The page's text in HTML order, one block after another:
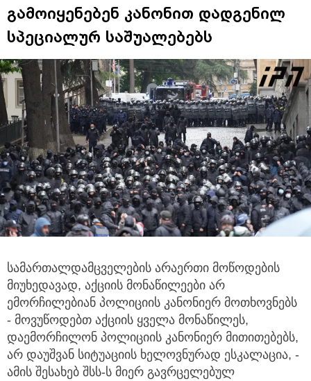
გამოიყენებენ კანონით დადგენილ
სპეციალურ საშუალებებს
სამართალდამცველების არაერთი მოწოდების
მიუხედავად, აქციის მონაწილეები არ
ემორჩილებიან პოლიციის კანონიერ მოთხოვნებს
- მოვუწოდებთ აქციის ყველა მონაწილეს,
დაემორჩილონ პოლიციის კანონიერ მითითებებს,
არ დაუშვან სიტუაციის ხელოვნურად ესკალაცია, -
ამის შესახებ შსს-ს მიერ გავრცელებულ